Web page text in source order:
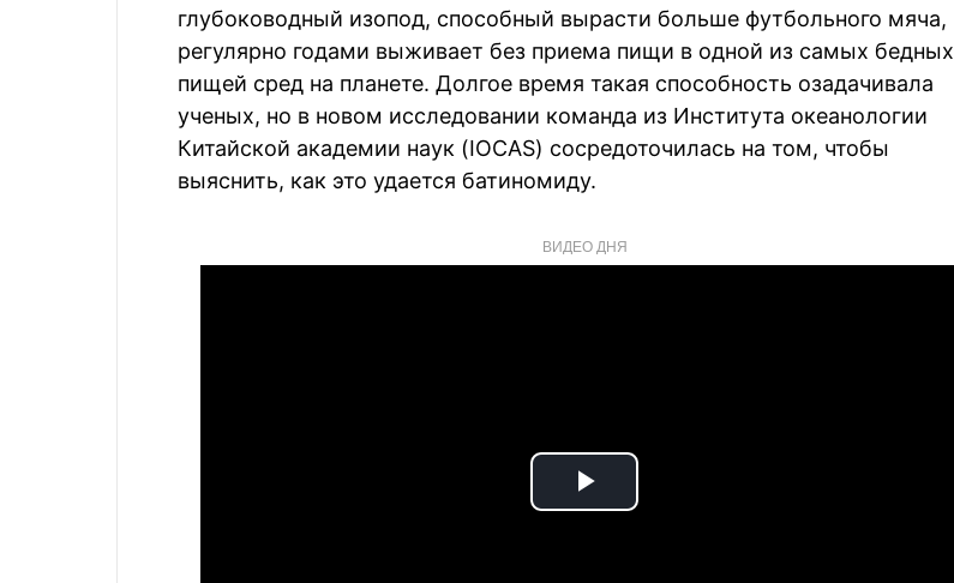
глубоководный изопод, способный вырасти больше футбольного мяча,
регулярно годами выживает без приема пищи в одной из самых бедных
пищей сред на планете. Долгое время такая способность озадачивала
ученых, но в новом исследовании команда из Института океанологии
Китайской академии наук (IOCAS) сосредоточилась на том, чтобы
выяснить, как это удается батиномиду.
ВИДЕО ДНЯ
Play